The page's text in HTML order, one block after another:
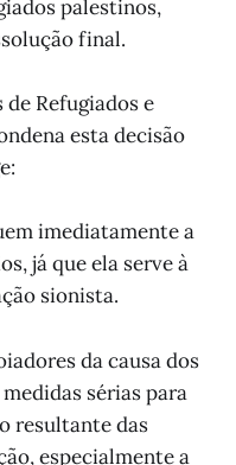
palestinos,
final.
Refugiados e
esta decisão
imediatamente a
já que ela serve à
sionista.
da causa dos
sérias para
resultante das
especialmente a